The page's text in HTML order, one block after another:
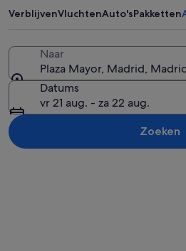
Een
VerblijvenVluchtenAuto'sPakketten
Naar
Plaza Mayor, Madrid,
Datums
vr 21 aug. - za 22 aug.
Zoeken